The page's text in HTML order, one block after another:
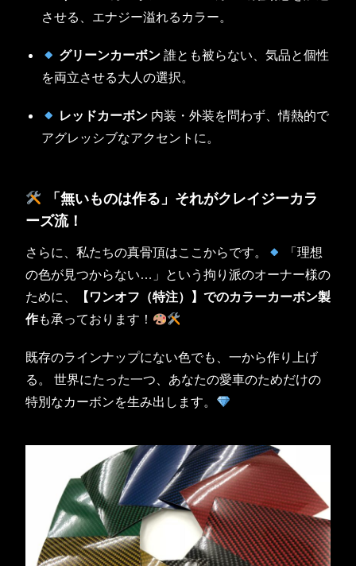
させる、エナジー溢れるカラー。
グリーンカーボン誰とも被らない、気品と個性
を両立させる大人の選択。
レッドカーボン内装・外装を問わず、情熱的で
アグレッシブなアクセントに。
「無いものは作る」それがクレイジーカラ
ーズ流！
さらに、私たちの真骨頂はここからです。
「理想
の色が見つからない…」という拘り派のオーナー様の
ために、
【ワンオフ（特注）】でのカラーカーボン製
作も承っております！
既存のラインナップにない色でも、一から作り上げ
る。 世界にたった一つ、あなたの愛車のためだけの
特別なカーボンを生み出します。